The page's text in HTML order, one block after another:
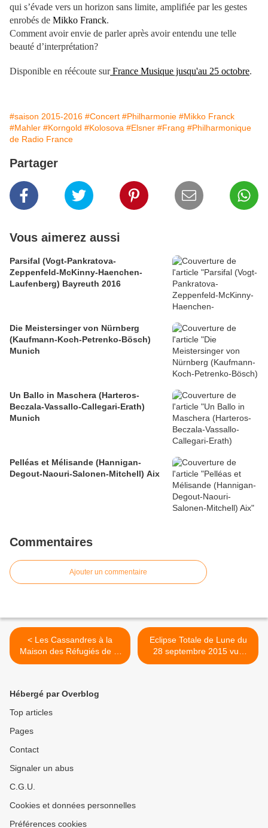
qui s’évade vers un horizon sans limite, amplifiée par les gestes
enrobés de Mikko Franck.
Comment avoir envie de parler après avoir entendu une telle
beauté d’interprétation?
Disponible en réécoute surFrance Musique jusqu'au 25 octobre.
#saison 2015-2016 #Concert #Philharmonie #Mikko Franck
#Mahler #Korngold #Kolosova #Elsner #Frang #Philharmonique
de Radio France
Partager
Vous aimerez aussi
Parsifal (Vogt-Pankratova-
Zeppenfeld-McKinny-Haenchen-
Laufenberg) Bayreuth 2016
Die Meistersinger von Nürnberg
(Kaufmann-Koch-Petrenko-Bösch)
Munich
Un Ballo in Maschera (Harteros-
Beczala-Vassallo-Callegari-Erath)
Munich
Pelléas et Mélisande (Hannigan-
Degout-Naouri-Salonen-Mitchell) Aix
Commentaires
Ajouter un commentaire
< Les Cassandres à la
Maison des Réfugiés de la
rue Jean-Quarré
Eclipse Totale de Lune du
28 septembre 2015 vue
depuis Paris >
Hébergé par Overblog
Top articles
Pages
Contact
Signaler un abus
C.G.U.
Cookies et données personnelles
Préférences cookies